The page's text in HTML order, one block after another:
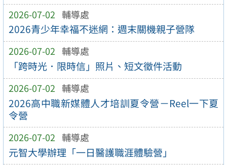
2026-07-02 輔導處
2026青少年幸福不迷網：週末關機親子營隊
2026-07-02 輔導處
「跨時光．限時信」照片、短文徵件活動
2026-07-02 輔導處
2026高中職新媒體人才培訓夏令營－Reel一下夏
令營
2026-07-02 輔導處
元智大學辦理「一日醫護職涯體驗營」